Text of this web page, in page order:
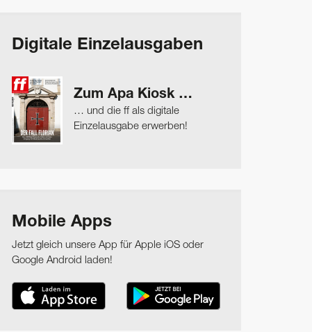
Digitale Einzelausgaben
Zum Apa Kiosk …
… und die ff als digitale
Einzelausgabe erwerben!
Mobile Apps
Jetzt gleich unsere App für Apple iOS oder
Google Android laden!